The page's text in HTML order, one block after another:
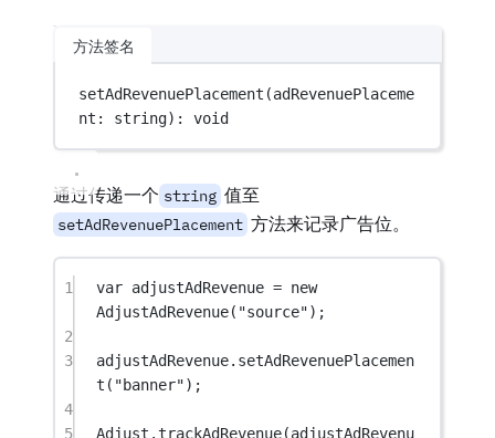
方法签名
setAdRevenuePlacement (adRevenuePlaceme
nt: string): void
通过传递一个 string 值至
setAdRevenuePlacement 方法来记录广告位。
1 var adjustAdRevenue = new
AdjustAdRevenue( "source");
2
3
adjustAdRevenue. setAdRevenuePlacemen
t ( "banner");
4
5
Adjust.trackAdRevenue(adjustAdRevenu